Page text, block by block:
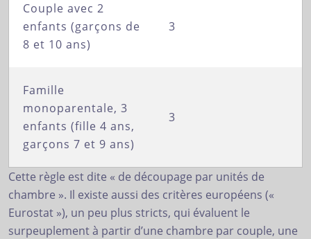
Couple avec 2
enfants (garçons de
8 et 10 ans)
3
Famille
monoparentale, 3
enfants (fille 4 ans,
garçons 7 et 9 ans)
3
Cette règle est dite « de découpage par unités de
chambre ». Il existe aussi des critères européens («
Eurostat »), un peu plus stricts, qui évaluent le
surpeuplement à partir d’une chambre par couple, une